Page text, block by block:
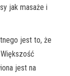
jak masaże i
jest to, że
jest na